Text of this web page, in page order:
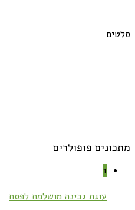
סלטים
מתכונים פופולרים
1
עוגת גבינה מושלמת לפסח